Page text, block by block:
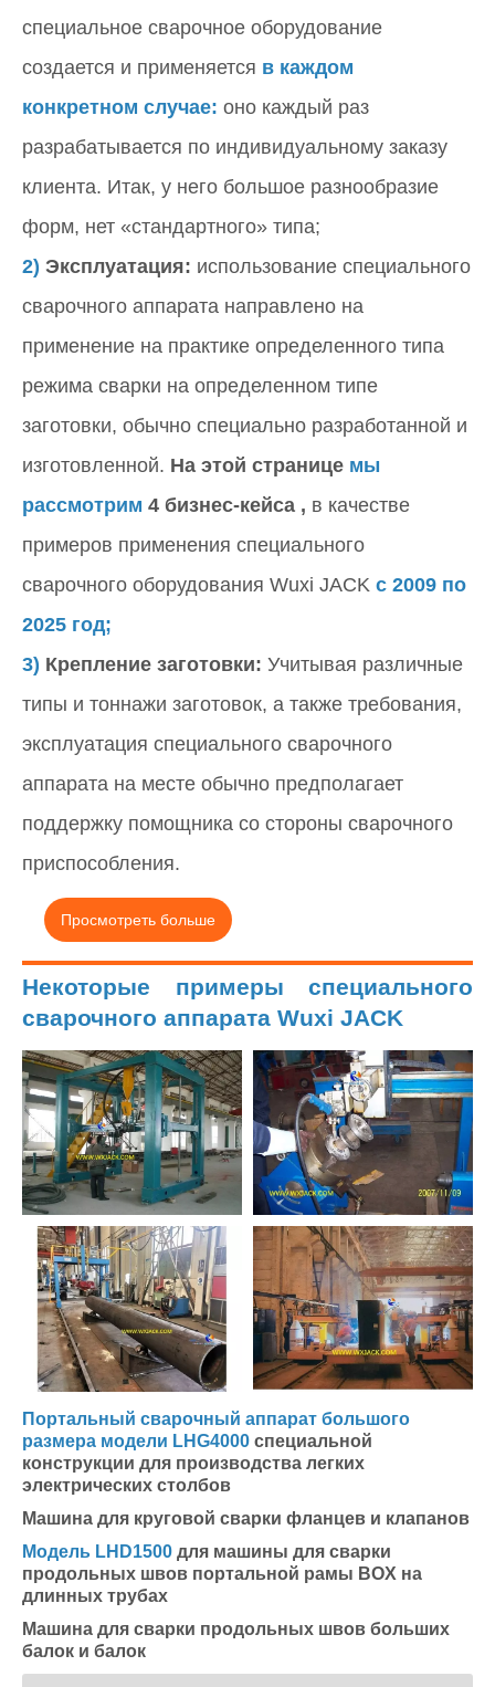
специальное сварочное оборудование
создается и применяется в каждом
конкретном случае: оно каждый раз
разрабатывается по индивидуальному заказу
клиента. Итак, у него большое разнообразие
форм, нет «стандартного» типа;
2) Эксплуатация: использование специального
сварочного аппарата направлено на
применение на практике определенного типа
режима сварки на определенном типе
заготовки, обычно специально разработанной и
изготовленной. На этой странице мы
рассмотрим 4 бизнес-кейса , в качестве
примеров применения специального
сварочного оборудования Wuxi JACK с 2009 по
2025 год;
3) Крепление заготовки: Учитывая различные
типы и тоннажи заготовок, а также требования,
эксплуатация специального сварочного
аппарата на месте обычно предполагает
поддержку помощника со стороны сварочного
приспособления.
Просмотреть больше
Некоторые примеры специального
сварочного аппарата Wuxi JACK
Портальный сварочный аппарат большого
размера модели LHG4000 специальной
конструкции для производства легких
электрических столбов
Машина для круговой сварки фланцев и клапанов
Модель LHD1500 для машины для сварки
продольных швов портальной рамы BOX на
длинных трубах
Машина для сварки продольных швов больших
балок и балок